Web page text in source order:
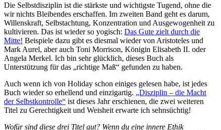
Die Selbstdisziplin ist die stärkste und wichtigste Tugend, ohne die
wir nichts Bleibendes erschaffen. Im zweiten Band geht es darum,
Willenskraft, Selbstachtung, Konzentration und Ausgewogenheit zu
kultivieren. Das ist wieder so yogisch: Das Gute zielt durch die
Mitte! Beispiele dazu gibt es diesmal wieder von Aristoteles und
Mark Aurel, aber auch Toni Morrison, Königin Elisabeth II. oder
Angela Merkel. Ich bin sehr glücklich, dieses Buch als
Unterstützung für das „richtige Maß“ gefunden zu haben.
Auch wenn ich von Holiday schon einiges gelesen habe, ist jedes
Buch wieder so erhellend und einzigartig. „Disziplin – die Macht
der Selbstkontrolle“ ist dieses Jahr erschienen, die zwei weiteren
Titel zu Gerechtigkeit und Weisheit erwarte ich sehnsüchtig!
Wofür sind diese drei Titel gut? Wenn du eine innere Ethik